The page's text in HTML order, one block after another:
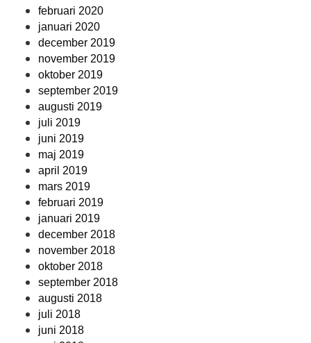
februari 2020
januari 2020
december 2019
november 2019
oktober 2019
september 2019
augusti 2019
juli 2019
juni 2019
maj 2019
april 2019
mars 2019
februari 2019
januari 2019
december 2018
november 2018
oktober 2018
september 2018
augusti 2018
juli 2018
juni 2018